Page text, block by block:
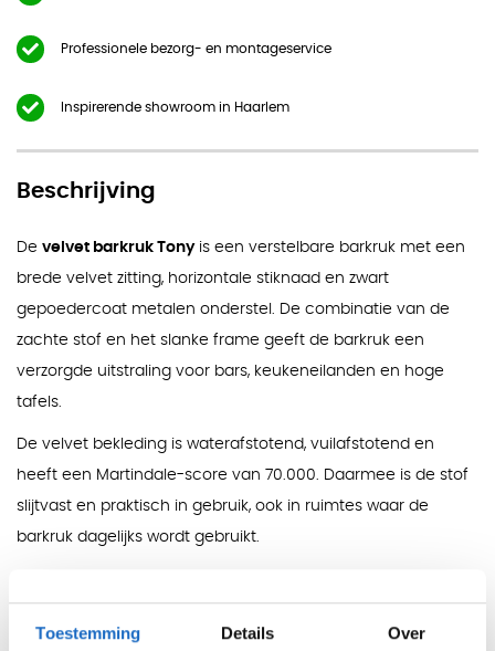
Toestemming Details Over
Professionele bezorg- en montageservice
Inspirerende showroom in Haarlem
Beschrijving
De velvet barkruk Tonyis een verstelbare barkruk met een
brede velvet zitting, horizontale stiknaad en zwart
gepoedercoat metalen onderstel. De combinatie van de
zachte stof en het slanke frame geeft de barkruk een
verzorgde uitstraling voor bars, keukeneilanden en hoge
tafels.
De velvet bekleding is waterafstotend, vuilafstotend en
heeft een Martindale-score van 70.000. Daarmee is de stof
slijtvast en praktisch in gebruik, ook in ruimtes waar de
barkruk dagelijks wordt gebruikt.
zitting biedt extra zitruimte, terwijl de voetensteun en